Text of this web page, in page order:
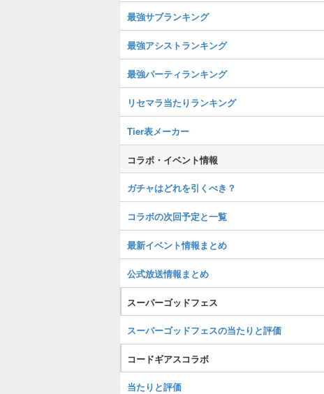
最強サブランキング
最強アシストランキング
最強パーティランキング
リセマラ当たりランキング
Tier表メーカー
コラボ・イベント情報
ガチャはどれを引くべき？
コラボの次回予定と一覧
最新イベント情報まとめ
公式放送情報まとめ
スーパーゴッドフェス
スーパーゴッドフェスの当たりと評価
コードギアスコラボ
当たりと評価